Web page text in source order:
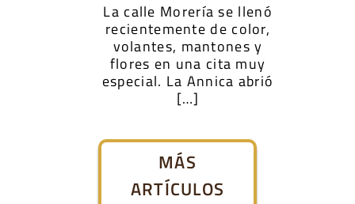
La calle Morería se llenó
recientemente de color,
volantes, mantones y
flores en una cita muy
especial. La Annica abrió
[…]
MÁS
ARTÍCULOS